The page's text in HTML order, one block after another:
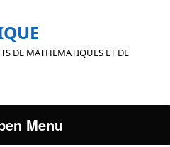
DE MATHÉMATIQUES ET DE
Menu